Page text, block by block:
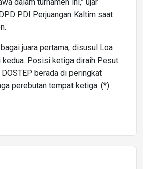
PDI Perjuangan Kaltim saat
juara pertama, disusul Loa
kedua. Posisi ketiga diraih Pesut
berada di peringkat
perebutan tempat ketiga. (*)